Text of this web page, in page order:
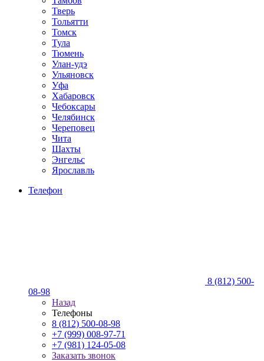
Тверь
Тольятти
Томск
Тула
Тюмень
Улан-удэ
Ульяновск
Уфа
Хабаровск
Чебоксары
Челябинск
Череповец
Чита
Шахты
Энгельс
Ярославль
Телефон
8 (812) 500-
08-98
Назад
Телефоны
8 (812) 500-08-98
+7 (999) 008-97-71
+7 (981) 124-05-08
Заказать звонок